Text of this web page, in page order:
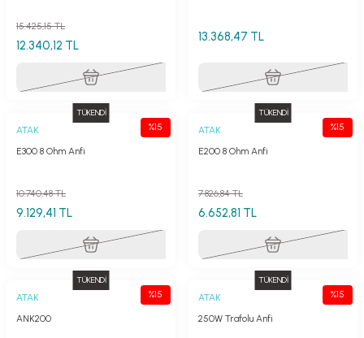
12.340,12 TL
15.425,15 TL
13.368,47 TL
TÜKENDİ
%15
ATAK
E300 8 Ohm Anfi
9.129,41 TL
10.740,48 TL
TÜKENDİ
%15
ATAK
E200 8 Ohm Anfi
6.652,81 TL
7.826,84 TL
TÜKENDİ
%15
ATAK
ANK200
TÜKENDİ
%15
ATAK
250W Trafolu Anfi